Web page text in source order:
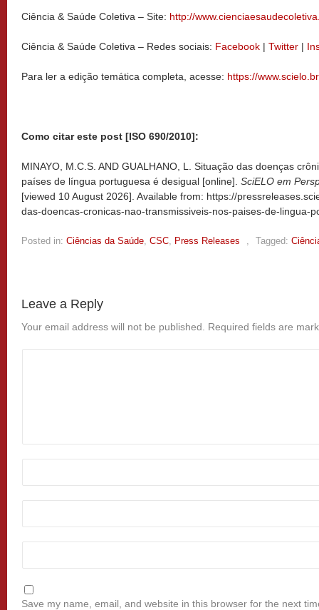
Ciência & Saúde Coletiva – Site: http://
Ciência & Saúde Coletiva – Redes sociais: Facebook | Twitter |
Para ler a edição temática completa, acesse: https://
Como citar este post [ISO 690/2010]:
MINAYO, M.C.S. AND GUALHANO, L. Situação das doenças
países de língua portuguesa é desigual [online]. SciELO em
[viewed 10 August 2026]. Available from: https://
das-doencas-cronicas-nao-transmissiveis-nos-paises-de-lingua-
Posted in: Ciências da Saúde CSC Press Releases Tagged:
Leave a Reply
Your email address will not be published. Required fields are
Save my name, email, and website in this browser for the next